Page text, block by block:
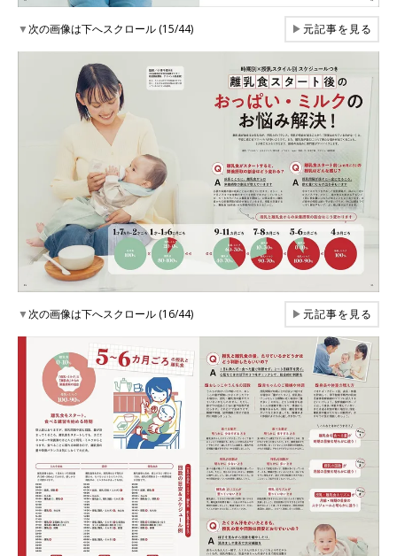
▼次の画像は下へスクロール (15/44) ▶元記事を見る
▼次の画像は下へスクロール (16/44) ▶元記事を見る